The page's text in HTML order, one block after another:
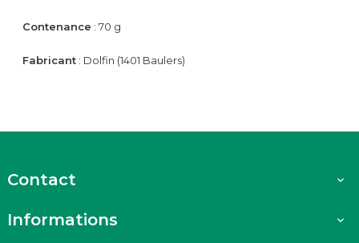
Contenance : 70 g
Fabricant : Dolfin (1401 Baulers)
Contact 
Informations 